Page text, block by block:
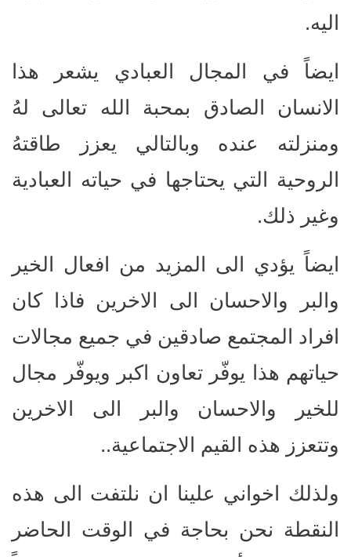
اليه.
ايضاً في المجال العبادي يشعر هذا
الانسان الصادق بمحبة الله تعالى لهُ
ومنزلته عنده وبالتالي يعزز طاقتهُ
الروحية التي يحتاجها في حياته العبادية
وغير ذلك.
ايضاً يؤدي الى المزيد من افعال الخير
والبر والاحسان الى الاخرين فاذا كان
افراد المجتمع صادقين في جميع مجالات
حياتهم هذا يوفّر تعاون اكبر ويوفّر مجال
للخير والاحسان والبر الى الاخرين
وتتعزز هذه القيم الاجتماعية..
ولذلك اخواني علينا ان نلتفت الى هذه
النقطة نحن بحاجة في الوقت الحاضر